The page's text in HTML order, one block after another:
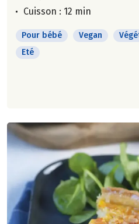
Cuisson : 12 min
Pour bébé Vegan
Eté